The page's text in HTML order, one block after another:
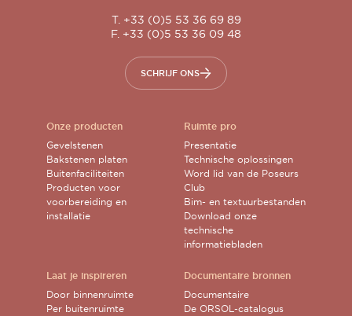
T. +33 (0)5 53 36 69 89
F. +33 (0)5 53 36 09 48
SCHRIJF ONS
Onze producten
Gevelstenen
Bakstenen platen
Buitenfaciliteiten
Producten voor
voorbereiding en
installatie
Laat je inspireren
Door binnenruimte
Per buitenruimte
Ruimte pro
Presentatie
Technische oplossingen
Word lid van de Poseurs
Club
Bim- en textuurbestanden
Download onze
technische
informatiebladen
Documentaire bronnen
Documentaire
De ORSOL-catalogus